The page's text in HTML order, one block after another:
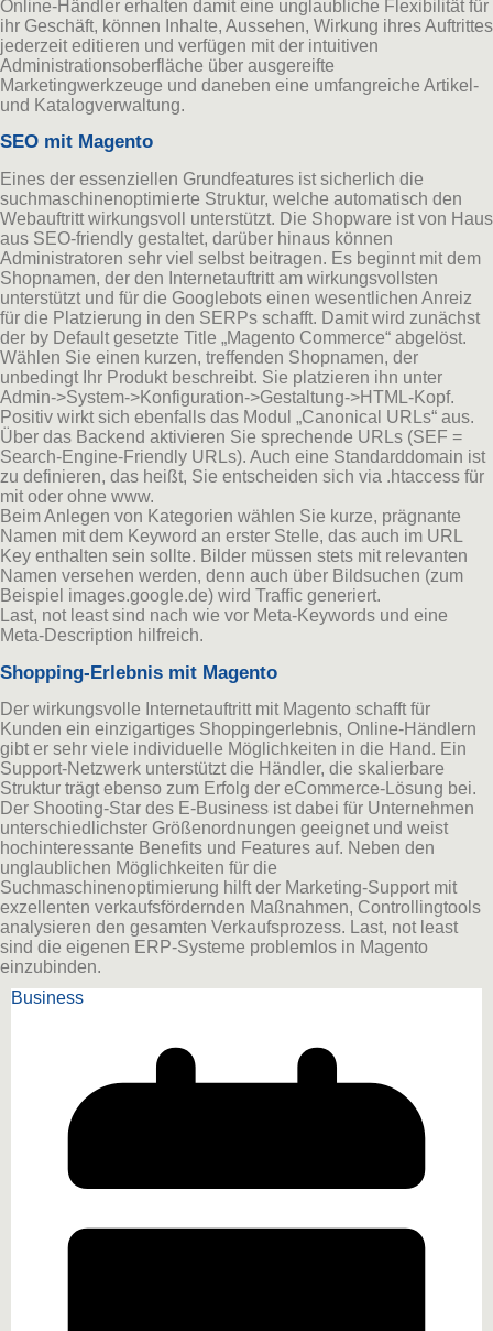
Online-Händler erhalten damit eine unglaubliche Flexibilität für
ihr Geschäft, können Inhalte, Aussehen, Wirkung ihres Auftrittes
jederzeit editieren und verfügen mit der intuitiven
Administrationsoberfläche über ausgereifte
Marketingwerkzeuge und daneben eine umfangreiche Artikel-
und Katalogverwaltung.
SEO mit Magento
Eines der essenziellen Grundfeatures ist sicherlich die
suchmaschinenoptimierte Struktur, welche automatisch den
Webauftritt wirkungsvoll unterstützt. Die Shopware ist von Haus
aus SEO-friendly gestaltet, darüber hinaus können
Administratoren sehr viel selbst beitragen. Es beginnt mit dem
Shopnamen, der den Internetauftritt am wirkungsvollsten
unterstützt und für die Googlebots einen wesentlichen Anreiz
für die Platzierung in den SERPs schafft. Damit wird zunächst
der by Default gesetzte Title „Magento Commerce“ abgelöst.
Wählen Sie einen kurzen, treffenden Shopnamen, der
unbedingt Ihr Produkt beschreibt. Sie platzieren ihn unter
Admin->System->Konfiguration->Gestaltung->HTML-Kopf.
Positiv wirkt sich ebenfalls das Modul „Canonical URLs“ aus.
Über das Backend aktivieren Sie sprechende URLs (SEF =
Search-Engine-Friendly URLs). Auch eine Standarddomain ist
zu definieren, das heißt, Sie entscheiden sich via .htaccess für
mit oder ohne www.
Beim Anlegen von Kategorien wählen Sie kurze, prägnante
Namen mit dem Keyword an erster Stelle, das auch im URL
Key enthalten sein sollte. Bilder müssen stets mit relevanten
Namen versehen werden, denn auch über Bildsuchen (zum
Beispiel images.google.de) wird Traffic generiert.
Last, not least sind nach wie vor Meta-Keywords und eine
Meta-Description hilfreich.
Shopping-Erlebnis mit Magento
Der wirkungsvolle Internetauftritt mit Magento schafft für
Kunden ein einzigartiges Shoppingerlebnis, Online-Händlern
gibt er sehr viele individuelle Möglichkeiten in die Hand. Ein
Support-Netzwerk unterstützt die Händler, die skalierbare
Struktur trägt ebenso zum Erfolg der eCommerce-Lösung bei.
Der Shooting-Star des E-Business ist dabei für Unternehmen
unterschiedlichster Größenordnungen geeignet und weist
hochinteressante Benefits und Features auf. Neben den
unglaublichen Möglichkeiten für die
Suchmaschinenoptimierung hilft der Marketing-Support mit
exzellenten verkaufsfördernden Maßnahmen, Controllingtools
analysieren den gesamten Verkaufsprozess. Last, not least
sind die eigenen ERP-Systeme problemlos in Magento
einzubinden.
Business